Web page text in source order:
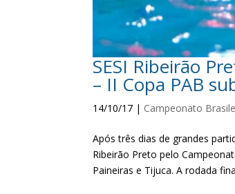
SESI Ribeirão
– II Copa PAB
14/10/17 | Campeonato
Após três dias de grandes
Ribeirão Preto pelo
Paineiras e Tijuca. A rodada